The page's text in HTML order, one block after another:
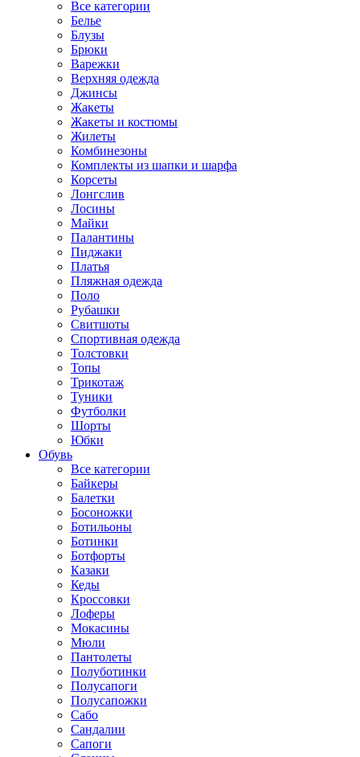
Все категории
Белье
Блузы
Брюки
Варежки
Верхняя одежда
Джинсы
Жакеты
Жакеты и костюмы
Жилеты
Комбинезоны
Комплекты из шапки и шарфа
Корсеты
Лонгслив
Лосины
Майки
Палантины
Пиджаки
Платья
Пляжная одежда
Поло
Рубашки
Свитшоты
Спортивная одежда
Толстовки
Топы
Трикотаж
Туники
Футболки
Шорты
Юбки
Обувь
Все категории
Байкеры
Балетки
Босоножки
Ботильоны
Ботинки
Ботфорты
Казаки
Кеды
Кроссовки
Лоферы
Мокасины
Мюли
Пантолеты
Полуботинки
Полусапоги
Полусапожки
Сабо
Сандалии
Сапоги